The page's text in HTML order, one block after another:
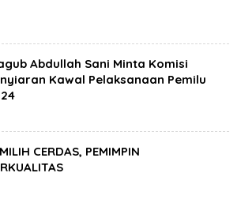
Abdullah Sani Minta Komisi
Kawal Pelaksanaan Pemilu
CERDAS, PEMIMPIN